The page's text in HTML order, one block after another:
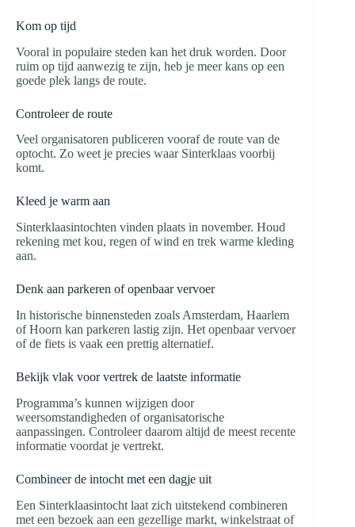
Kom op tijd
Vooral in populaire steden kan het druk worden. Door
ruim op tijd aanwezig te zijn, heb je meer kans op een
goede plek langs de route.
Controleer de route
Veel organisatoren publiceren vooraf de route van de
optocht. Zo weet je precies waar Sinterklaas voorbij
komt.
Kleed je warm aan
Sinterklaasintochten vinden plaats in november. Houd
rekening met kou, regen of wind en trek warme kleding
aan.
Denk aan parkeren of openbaar vervoer
In historische binnensteden zoals Amsterdam, Haarlem
of Hoorn kan parkeren lastig zijn. Het openbaar vervoer
of de fiets is vaak een prettig alternatief.
Bekijk vlak voor vertrek de laatste informatie
Programma’s kunnen wijzigen door
weersomstandigheden of organisatorische
aanpassingen. Controleer daarom altijd de meest recente
informatie voordat je vertrekt.
Combineer de intocht met een dagje uit
Een Sinterklaasintocht laat zich uitstekend combineren
met een bezoek aan een gezellige markt, winkelstraat of